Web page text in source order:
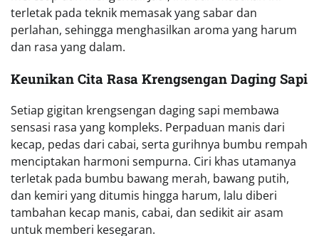
terletak pada teknik memasak yang sabar dan
perlahan, sehingga menghasilkan aroma yang harum
dan rasa yang dalam.
Keunikan Cita Rasa Krengsengan Daging Sapi
Setiap gigitan krengsengan daging sapi membawa
sensasi rasa yang kompleks. Perpaduan manis dari
kecap, pedas dari cabai, serta gurihnya bumbu rempah
menciptakan harmoni sempurna. Ciri khas utamanya
terletak pada bumbu bawang merah, bawang putih,
dan kemiri yang ditumis hingga harum, lalu diberi
tambahan kecap manis, cabai, dan sedikit air asam
untuk memberi kesegaran.